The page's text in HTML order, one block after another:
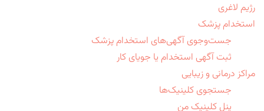
رژیم لاغری
استخدام پزشک
جست‌وجوی آگهی‌های استخدام پزشک
ثبت آگهی استخدام یا جویای کار
مراکز درمانی و زیبایی
جستجوی کلینیک‌ها
پنل کلینیک من